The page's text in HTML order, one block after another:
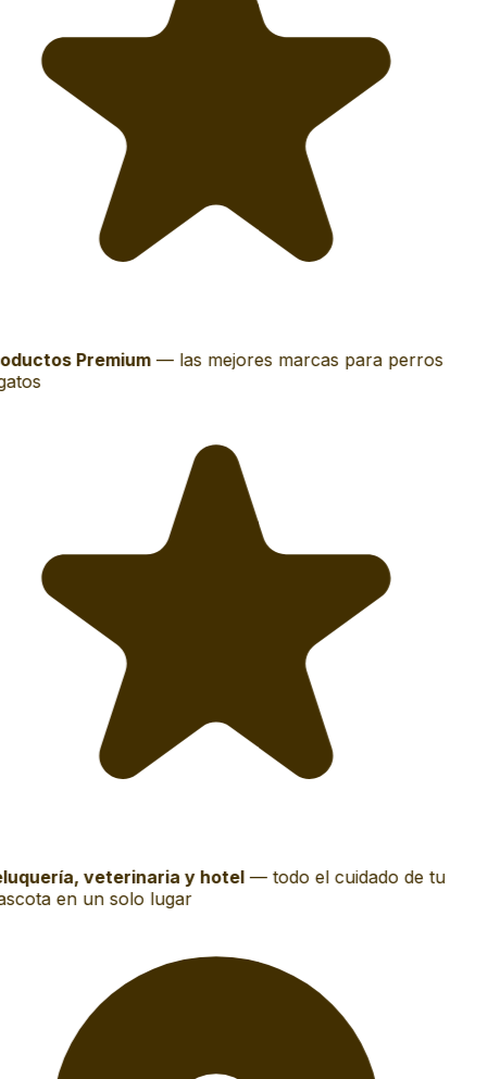
Premium— las mejores marcas para perros
veterinaria y hotel— todo el cuidado de tu
en un solo lugar